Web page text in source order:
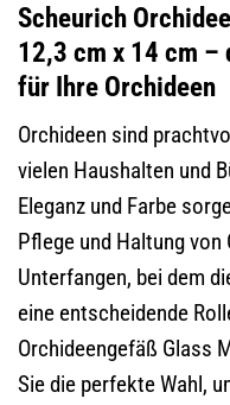
Scheurich
12,3 cm x 14 cm –
für Ihre Orchideen
Orchideen sind
vielen Haushalten und
Eleganz und Farbe
Pflege und Haltung
Unterfangen, bei dem
eine entscheidende
Orchideengefäß Glass
Sie die perfekte Wahl,